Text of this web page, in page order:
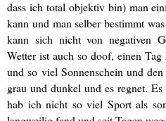
dass ich total objektiv bin) man
kann und man selber bestimmt
kann sich nicht von negativen
Wetter ist auch so doof, einen
und so viel Sonnenschein und
grau und dunkel und es regnet.
hab ich nicht so viel Sport als